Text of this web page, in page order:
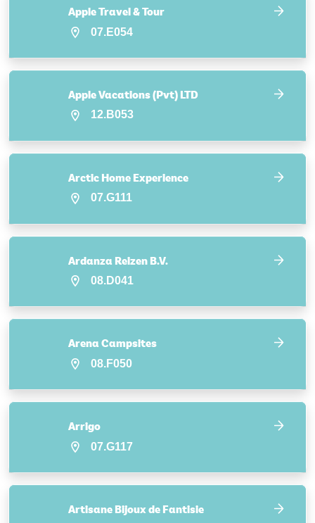
Apple Travel & Tour
07.E054
Apple Vacations (Pvt) LTD
12.B053
Arctic Home Experience
07.G111
Ardanza Reizen B.V.
08.D041
Arena Campsites
08.F050
Arrigo
07.G117
Artisane Bijoux de Fantisie